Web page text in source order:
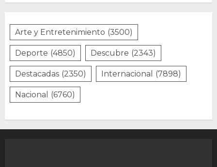
Arte y Entretenimiento (3500)
Deporte (4850) Descubre (2343)
Destacadas (2350) Internacional (7898)
Nacional (6760)